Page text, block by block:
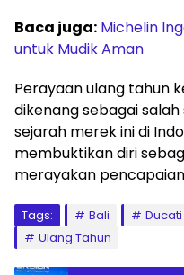
Baca juga: Michelin
untuk Mudik Aman
Perayaan ulang tahun
dikenang sebagai
sejarah merek ini di
membuktikan diri
merayakan
Tags: Bali Ducati
Ulang Tahun